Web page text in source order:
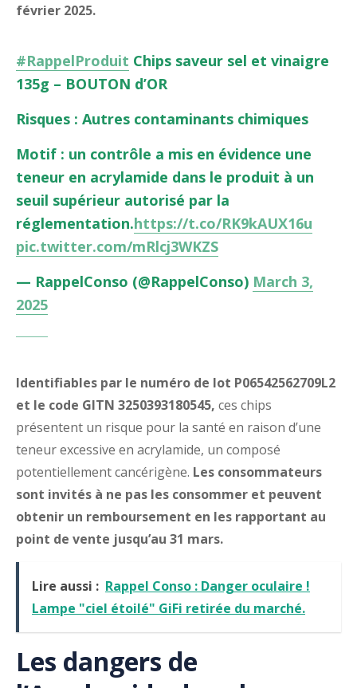
février 2025.
#RappelProduit Chips saveur sel et vinaigre
135g – BOUTON d’OR
Risques : Autres contaminants chimiques
Motif : un contrôle a mis en évidence une
teneur en acrylamide dans le produit à un
seuil supérieur autorisé par la
réglementation.https://t.co/RK9kAUX16u
pic.twitter.com/mRlcj3WKZS
— RappelConso (@RappelConso) March 3,
2025
Identifiables par le numéro de lot P06542562709L2
et le code GITN 3250393180545, ces chips
présentent un risque pour la santé en raison d’une
teneur excessive en acrylamide, un composé
potentiellement cancérigène. Les consommateurs
sont invités à ne pas les consommer et peuvent
obtenir un remboursement en les rapportant au
point de vente jusqu’au 31 mars.
Lire aussi : Rappel Conso : Danger oculaire !
Lampe "ciel étoilé" GiFi retirée du marché.
Les dangers de